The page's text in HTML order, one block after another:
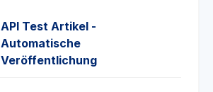
API Test Artikel -
Automatische
Veröffentlichung